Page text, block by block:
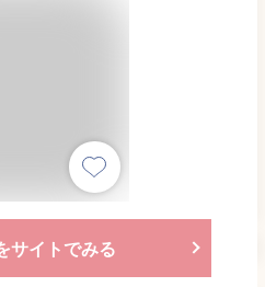
サイトでみる